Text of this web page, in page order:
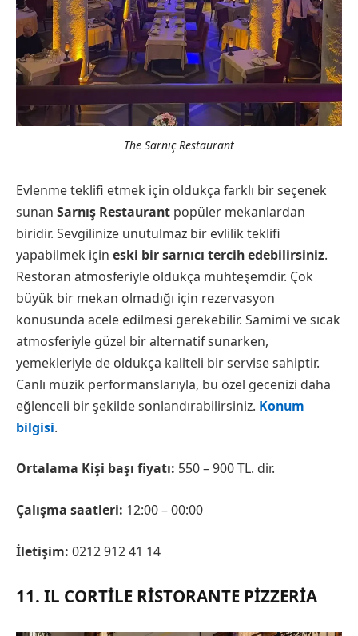
The Sarnıç Restaurant
Evlenme teklifi etmek için oldukça farklı bir seçenek
sunan Sarnış Restaurant popüler mekanlardan
biridir. Sevgilinize unutulmaz bir evlilik teklifi
yapabilmek için eski bir sarnıcı tercih edebilirsiniz.
Restoran atmosferiyle oldukça muhteşemdir. Çok
büyük bir mekan olmadığı için rezervasyon
konusunda acele edilmesi gerekebilir. Samimi ve sıcak
atmosferiyle güzel bir alternatif sunarken,
yemekleriyle de oldukça kaliteli bir servise sahiptir.
Canlı müzik performanslarıyla, bu özel gecenizi daha
eğlenceli bir şekilde sonlandırabilirsiniz. Konum
bilgisi.
Ortalama Kişi başı fiyatı: 550 – 900 TL. dir.
Çalışma saatleri: 12:00 – 00:00
İletişim: 0212 912 41 14
11. IL CORTILE RISTORANTE PIZZERIA